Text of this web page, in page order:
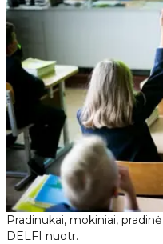
Pradinukai, mokiniai,
DELFI nuotr.